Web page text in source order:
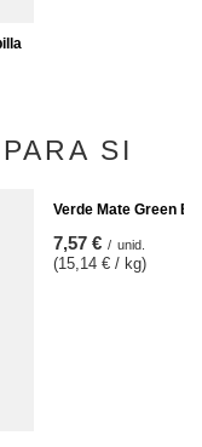
SI
Verde Mate Green
7,57 € / unid.
(15,14 € / kg)